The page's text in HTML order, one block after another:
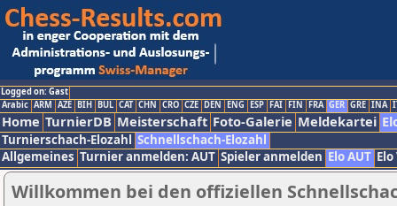
Logged on: Gast
Arabic ARM AZE BIH BUL CAT CHN CRO CZE DEN ENG ESP FAI FIN FRA GER GRE INA
Home TurnierDB Meisterschaft Foto-Galerie Meldekartei
Turnierschach-Elozahl Schnellschach-Elozahl
Allgemeines Turnier anmelden: AUT Spieler anmelden Elo AUT
Willkommen bei den offiziellen